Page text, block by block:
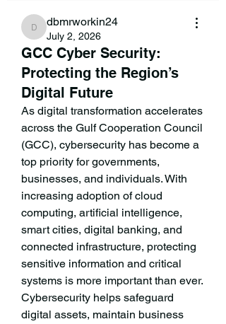
dbmrworkin24
dbmrworkin24
July 2, 2026
GCC Cyber Security:
Protecting the Region’s
Digital Future
As digital transformation accelerates
across the Gulf Cooperation Council
(GCC), cybersecurity has become a
top priority for governments,
businesses, and individuals. With
increasing adoption of cloud
computing, artificial intelligence,
smart cities, digital banking, and
connected infrastructure, protecting
sensitive information and critical
systems is more important than ever.
Cybersecurity helps safeguard
digital assets, maintain business